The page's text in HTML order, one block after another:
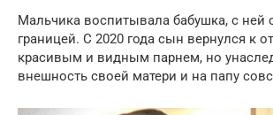
Мальчика воспитывала бабушка, с ней
границей. С 2020 года сын вернулся к
красивым и видным парнем, но
внешность своей матери и на папу